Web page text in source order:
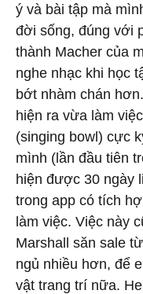
ý và bài tập mà
đời sống, đúng với
thành Macher của
nghe nhạc khi học
bớt nhàm chán
hiện ra vừa làm
(singing bowl) cực
mình (lần đầu tiên
hiện được 30 ngày
trong app có tích
làm việc. Việc này
Marshall săn sale
ngủ nhiều hơn, để
vật trang trí nữa.